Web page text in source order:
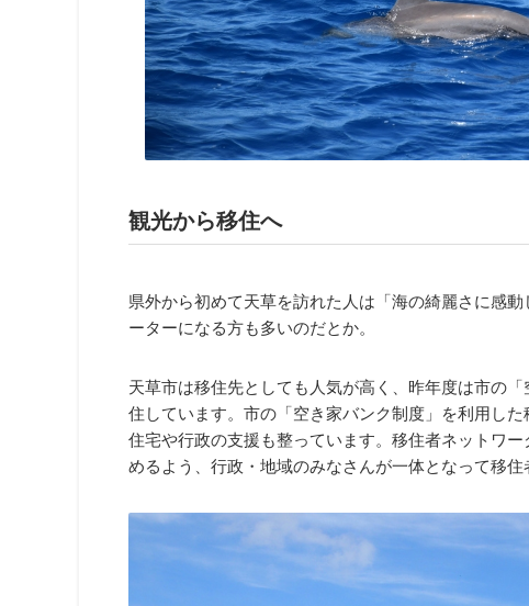
観光から移住へ
県外から初めて天草を訪れた人は「海の綺麗さに感
ーターになる方も多いのだとか。
天草市は移住先としても人気が高く、昨年度は市の
住しています。市の「空き家バンク制度」を利用し
住宅や行政の支援も整っています。移住者ネットワ
めるよう、行政・地域のみなさんが一体となって移住